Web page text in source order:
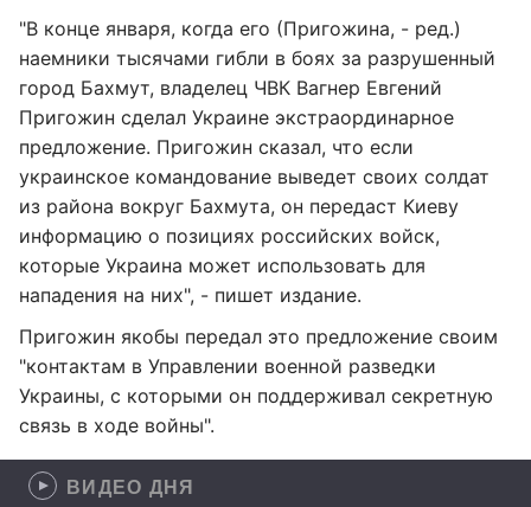
"В конце января, когда его (Пригожина, - ред.)
наемники тысячами гибли в боях за разрушенный
город Бахмут, владелец ЧВК Вагнер Евгений
Пригожин сделал Украине экстраординарное
предложение. Пригожин сказал, что если
украинское командование выведет своих солдат
из района вокруг Бахмута, он передаст Киеву
информацию о позициях российских войск,
которые Украина может использовать для
нападения на них", - пишет издание.
Пригожин якобы передал это предложение своим
"контактам в Управлении военной разведки
Украины, с которыми он поддерживал секретную
связь в ходе войны".
ВИДЕО ДНЯ